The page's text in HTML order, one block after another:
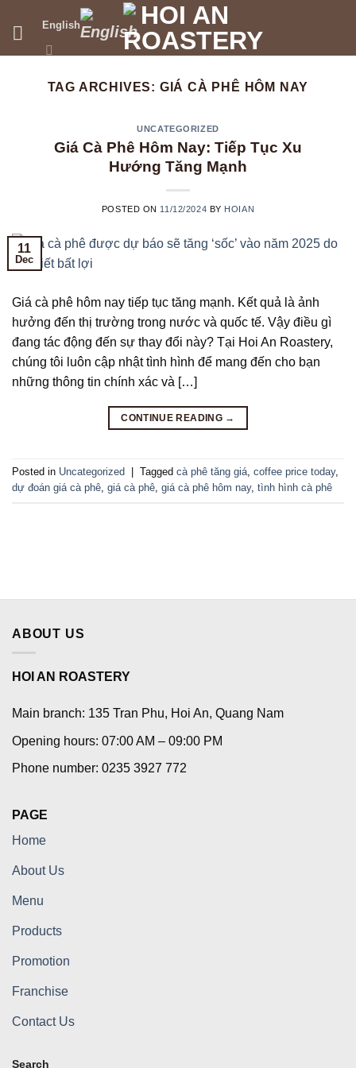
English
TAG ARCHIVES: GIÁ CÀ PHÊ HÔM NAY
UNCATEGORIZED
Giá Cà Phê Hôm Nay: Tiếp Tục Xu
Hướng Tăng Mạnh
POSTED ON 11/12/2024 BY HOIAN
11
Dec
Giá cà phê hôm nay tiếp tục tăng mạnh. Kết quả là ảnh
hưởng đến thị trường trong nước và quốc tế. Vậy điều gì
đang tác động đến sự thay đổi này? Tại Hoi An Roastery,
chúng tôi luôn cập nhật tình hình để mang đến cho bạn
những thông tin chính xác và […]
CONTINUE READING →
Posted in Uncategorized Tagged cà phê tăng giá coffee price today,
dự đoán giá cà phê giá cà phê giá cà phê hôm nay, tình hình cà phê
ABOUT US
HOI AN ROASTERY
Main branch: 135 Tran Phu, Hoi An, Quang Nam
Opening hours: 07:00 AM – 09:00 PM
Phone number: 0235 3927 772
PAGE
Home
About Us
Menu
Products
Promotion
Franchise
Contact Us
Search